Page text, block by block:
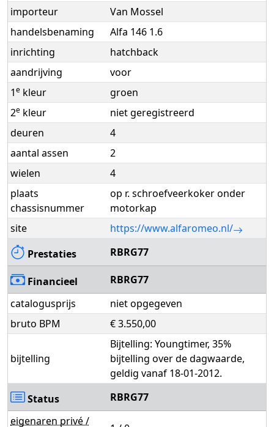
importeur
Van Mossel
handelsbenaming
Alfa 146 1.6
inrichting
hatchback
aandrijving
voor
1e kleur
groen
2e kleur
niet geregistreerd
deuren
4
aantal assen
2
wielen
4
plaats
chassisnummer
op r. schroefveerkoker onder
motorkap
site
https://www.alfaromeo.nl/
Prestaties
RBRG77
Financieel
RBRG77
catalogusprijs
niet opgegeven
bruto BPM
€ 3.550,00
bijtelling
Bijtelling: Youngtimer, 35%
bijtelling over de dagwaarde,
geldig vanaf 18-01-2012.
Status
RBRG77
eigenaren privé /